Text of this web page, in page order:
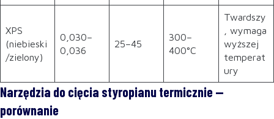
XPS
(niebieski
/zielony)
0,030–
0,036
25–45
300–
400°C
Twardszy
, wymaga
wyższej
temperat
ury
Narzędzia do cięcia styropianu termicznie —
porównanie